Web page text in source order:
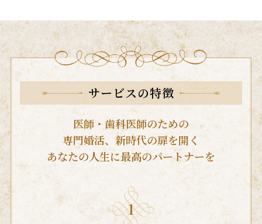
サービスの特徴
医師・歯科医師のための
専門婚活、新時代の扉を開く
あなたの人生に最高のパートナーを
1